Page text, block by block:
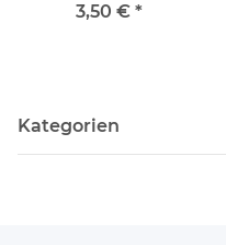
3,50 € *
Kategorien